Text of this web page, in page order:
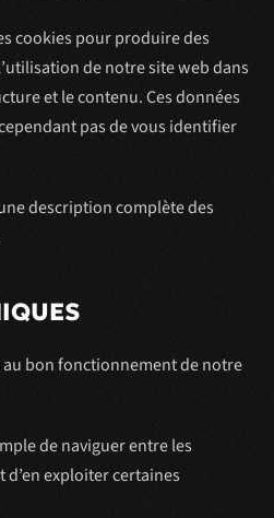
cookies pour produire des
de notre site web dans
et le contenu. Ces données
pas de vous identifier
description complète des
au bon fonctionnement de notre
de naviguer entre les
exploiter certaines